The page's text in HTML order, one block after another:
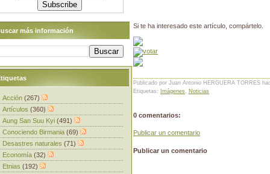
Si te ha interesado este artículo, compártelo.
Publicado por Juan Antonio HERGUERA TORRES
Etiquetas:
Imágenes, Noticias
0 comentarios:
Publicar un comentario
Publicar un comentario
más información
Acción (267)
Artículos (360)
Aung San Suu Kyi (491)
Conociendo Birmania (69)
Desastres naturales (71)
Economía (32)
Etnias (192)